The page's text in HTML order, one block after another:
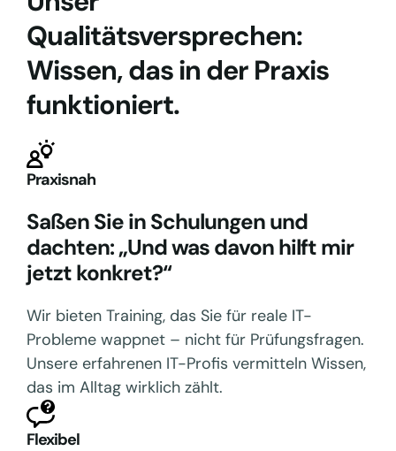
Qualitätsversprechen:
Wissen, das in der Praxis
funktioniert.
Praxisnah
Saßen Sie in Schulungen und
dachten: „Und was davon hilft mir
jetzt konkret?“
Wir bieten Training, das Sie für reale IT-
Probleme wappnet – nicht für Prüfungsfragen.
Unsere erfahrenen IT-Profis vermitteln Wissen,
das im Alltag wirklich zählt.
Flexibel